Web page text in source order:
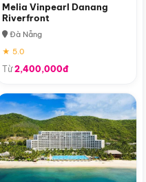
Melia Vinpearl Danang
Riverfront
Đà Nẵng
★ 5.0
Từ2,400,000đ